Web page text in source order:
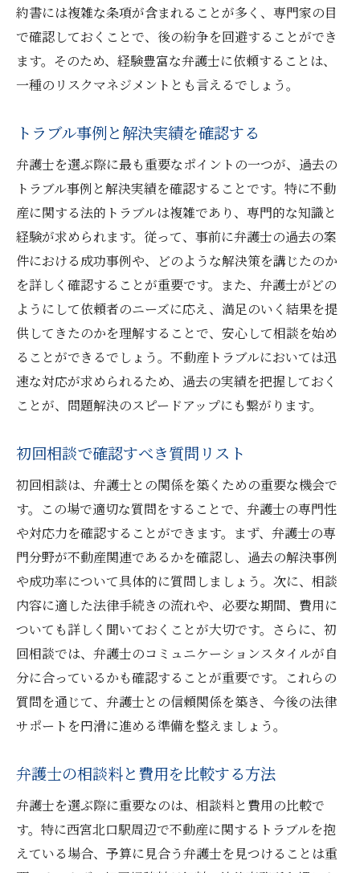
約書には複雑な条項が含まれることが多く、専門家の目
で確認しておくことで、後の紛争を回避することができ
ます。そのため、経験豊富な弁護士に依頼することは、
一種のリスクマネジメントとも言えるでしょう。
トラブル事例と解決実績を確認する
弁護士を選ぶ際に最も重要なポイントの一つが、過去の
トラブル事例と解決実績を確認することです。特に不動
産に関する法的トラブルは複雑であり、専門的な知識と
経験が求められます。従って、事前に弁護士の過去の案
件における成功事例や、どのような解決策を講じたのか
を詳しく確認することが重要です。また、弁護士がどの
ようにして依頼者のニーズに応え、満足のいく結果を提
供してきたのかを理解することで、安心して相談を始め
ることができるでしょう。不動産トラブルにおいては迅
速な対応が求められるため、過去の実績を把握しておく
ことが、問題解決のスピードアップにも繋がります。
初回相談で確認すべき質問リスト
初回相談は、弁護士との関係を築くための重要な機会で
す。この場で適切な質問をすることで、弁護士の専門性
や対応力を確認することができます。まず、弁護士の専
門分野が不動産関連であるかを確認し、過去の解決事例
や成功率について具体的に質問しましょう。次に、相談
内容に適した法律手続きの流れや、必要な期間、費用に
ついても詳しく聞いておくことが大切です。さらに、初
回相談では、弁護士のコミュニケーションスタイルが自
分に合っているかも確認することが重要です。これらの
質問を通じて、弁護士との信頼関係を築き、今後の法律
サポートを円滑に進める準備を整えましょう。
弁護士の相談料と費用を比較する方法
弁護士を選ぶ際に重要なのは、相談料と費用の比較で
す。特に西宮北口駅周辺で不動産に関するトラブルを抱
えている場合、予算に見合う弁護士を見つけることは重